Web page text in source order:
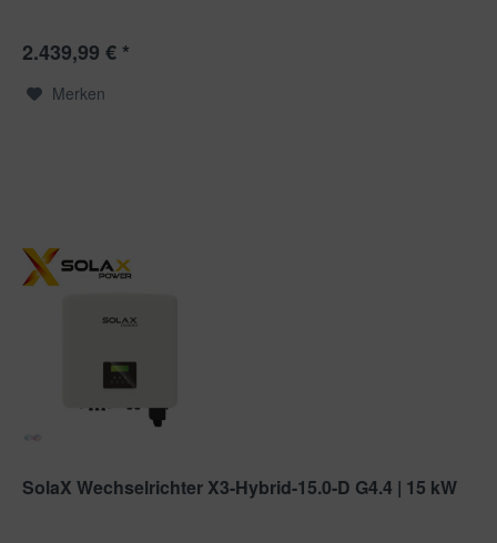
2.439,99 € *
Merken
SolaX Wechselrichter X3-Hybrid-15.0-D G4.4 | 15 kW